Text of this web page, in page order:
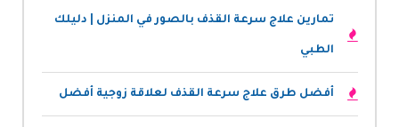
تمارين علاج سرعة القذف بالصور في المنزل | دليلك
الطبي
أفضل طرق علاج سرعة القذف لعلاقة زوجية أفضل